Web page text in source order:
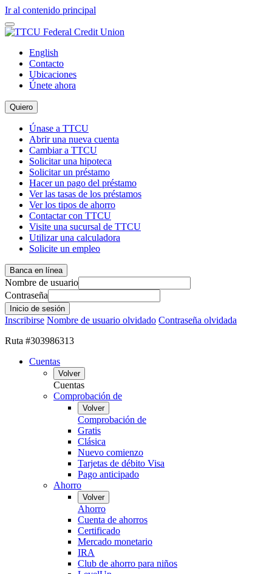
Ir al contenido principal
English
Contacto
Ubicaciones
Únete ahora
Quiero
Únase a TTCU
Abrir una nueva cuenta
Cambiar a TTCU
Solicitar una hipoteca
Solicitar un préstamo
Hacer un pago del préstamo
Ver las tasas de los préstamos
Ver los tipos de ahorro
Contactar con TTCU
Visite una sucursal de TTCU
Utilizar una calculadora
Solicite un empleo
Banca en línea
Nombre de usuario
Contraseña
Inscribirse Nombre de usuario olvidado Contraseña olvidada
Ruta #303986313
Cuentas
Volver
Cuentas
Comprobación de
Volver
Comprobación de
Gratis
Clásica
Nuevo comienzo
Tarjetas de débito Visa
Pago anticipado
Ahorro
Volver
Ahorro
Cuenta de ahorros
Certificado
Mercado monetario
IRA
Club de ahorro para niños